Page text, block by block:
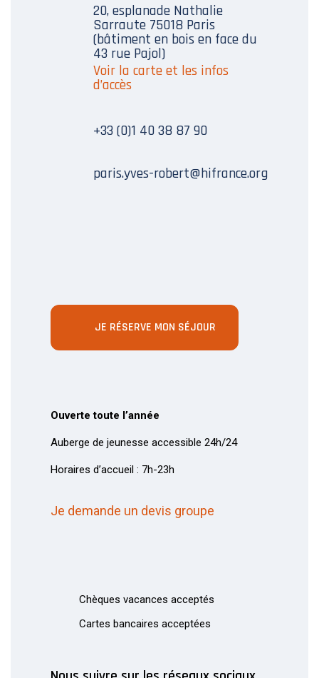
20, esplanade Nathalie
Sarraute 75018 Paris
(bâtiment en bois en face du
43 rue Pajol)
Voir la carte et les infos
d’accès
+33 (0)1 40 38 87 90
paris.yves-robert@hifrance.org
JE RÉSERVE MON SÉJOUR
Ouverte toute l’année
Auberge de jeunesse accessible 24h/24
Horaires d’accueil : 7h-23h
Je demande un devis groupe
Chèques vacances acceptés
Cartes bancaires acceptées